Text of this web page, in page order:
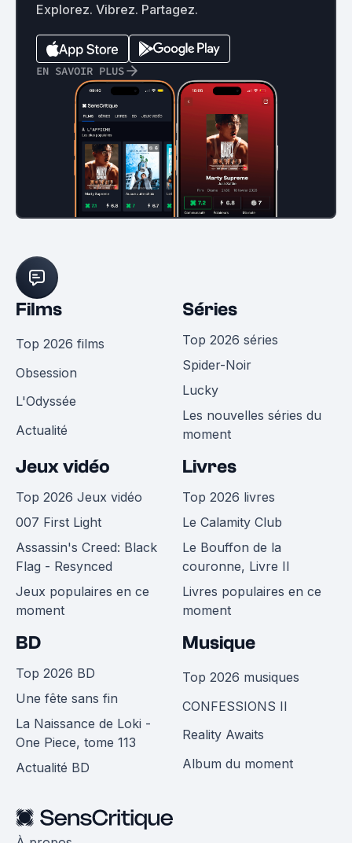
Explorez. Vibrez. Partagez.
EN SAVOIR PLUS
Films
Top 2026 films
Obsession
L'Odyssée
Actualité
Séries
Top 2026 séries
Spider-Noir
Lucky
Les nouvelles séries du
moment
Jeux vidéo
Top 2026 Jeux vidéo
007 First Light
Assassin's Creed: Black
Flag - Resynced
Jeux populaires en ce
moment
Livres
Top 2026 livres
Le Calamity Club
Le Bouffon de la
couronne, Livre II
Livres populaires en ce
moment
BD
Top 2026 BD
Une fête sans fin
La Naissance de Loki -
One Piece, tome 113
Actualité BD
Musique
Top 2026 musiques
CONFESSIONS II
Reality Awaits
Album du moment